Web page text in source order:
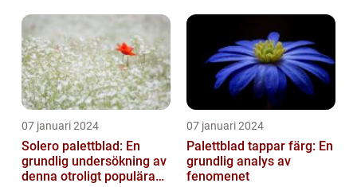
07 januari 2024
Solero palettblad: En
grundlig undersökning av
denna otroligt populära
07 januari 2024
Palettblad tappar färg: En
grundlig analys av
fenomenet